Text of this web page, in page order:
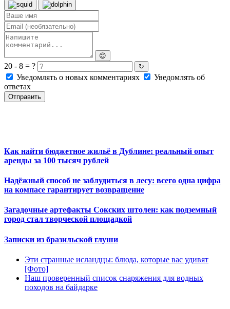
😊
20 - 8 = ? ↻
Уведомлять о новых комментариях
Уведомлять об
ответах
Отправить
Как найти бюджетное жильё в Дублине: реальный опыт
аренды за 100 тысяч рублей
Надёжный способ не заблудиться в лесу: всего одна цифра
на компасе гарантирует возвращение
Загадочные артефакты Сокских штолен: как подземный
город стал творческой площадкой
Записки из бразильской глуши
Эти странные исландцы: блюда, которые вас удивят
[Фото]
Наш проверенный список снаряжения для водных
походов на байдарке